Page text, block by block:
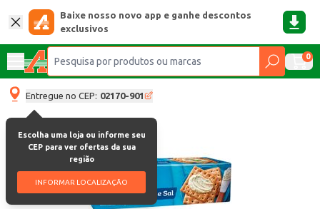
Baixe nosso novo app e ganhe descontos
exclusivos
0
Entregue no CEP: 02170-901
Escolha uma loja ou informe seu
CEP para ver ofertas da sua
região
INFORMAR LOCALIZAÇÃO